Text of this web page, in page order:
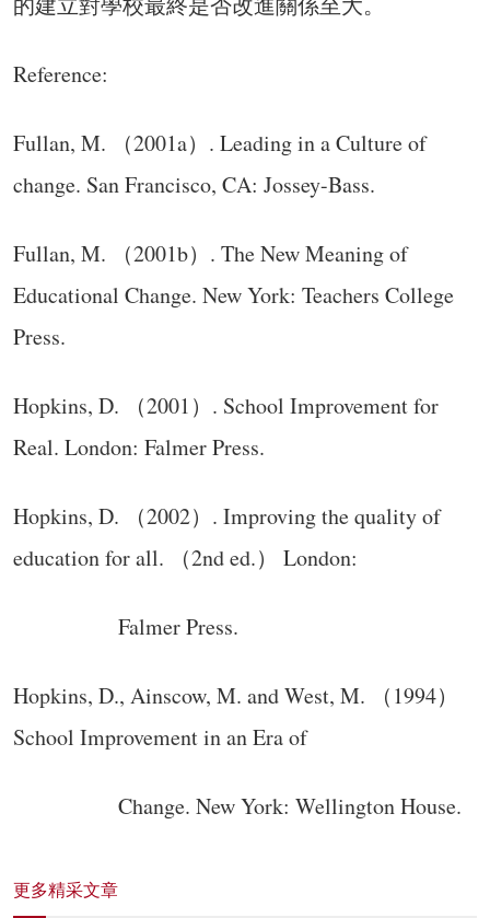
Reference:
Fullan, M. （2001a）. Leading in a Culture of
change. San Francisco, CA: Jossey-Bass.
Fullan, M. （2001b）. The New Meaning of
Educational Change. New York: Teachers College
Press.
Hopkins, D. （2001）. School Improvement for
Real. London: Falmer Press.
Hopkins, D. （2002）. Improving the quality of
education for all. （2nd ed.） London:
Falmer Press.
Hopkins, D., Ainscow, M. and West, M. （1994）
School Improvement in an Era of
Change. New York: Wellington House.
更多精采文章